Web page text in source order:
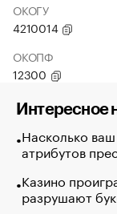
ОКОГУ
4210014
ОКОПФ
12300
Интересное
Насколько
атрибутов
Казино
разрушают